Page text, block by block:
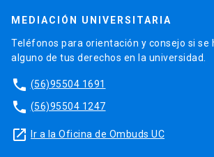
MEDIACIÓN UNIVERSITARIA
Teléfonos para orientación y consejo si se
alguno de tus derechos en la universidad.
phone (56)95504 1691
phone (56)95504 1247
launch Ir a la Oficina de Ombuds UC